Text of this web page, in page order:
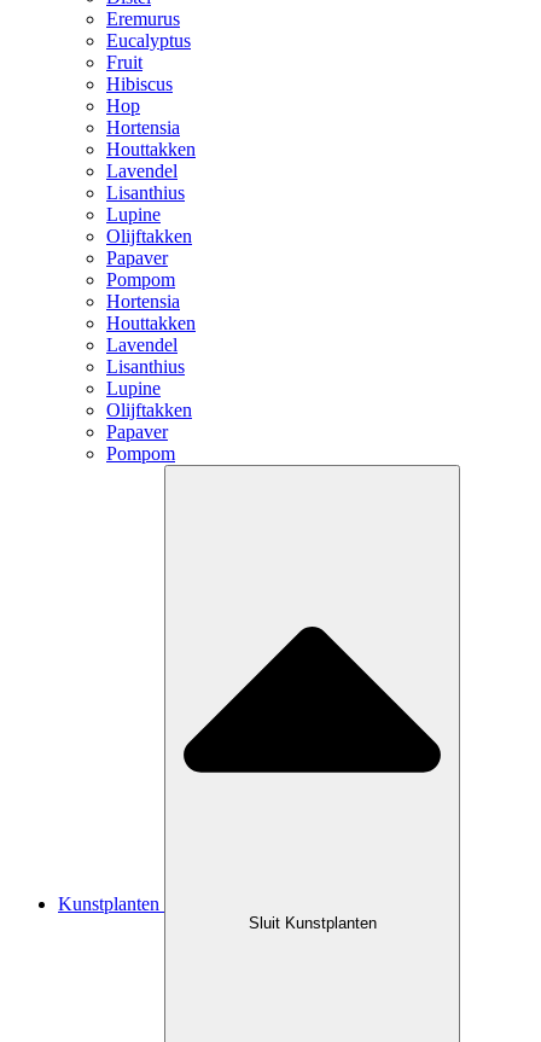
Eremurus
Eucalyptus
Fruit
Hibiscus
Hop
Hortensia
Houttakken
Lavendel
Lisanthius
Lupine
Olijftakken
Papaver
Pompom
Hortensia
Houttakken
Lavendel
Lisanthius
Lupine
Olijftakken
Papaver
Pompom
Kunstplanten
Sluit Kunstplanten